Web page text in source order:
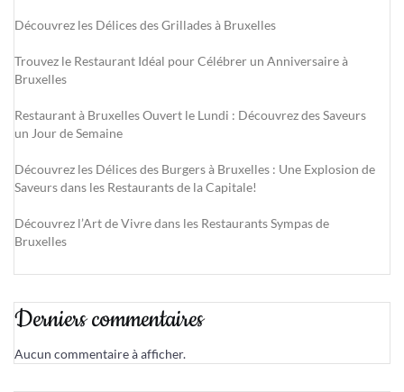
Découvrez les Délices des Grillades à Bruxelles
Trouvez le Restaurant Idéal pour Célébrer un Anniversaire à
Bruxelles
Restaurant à Bruxelles Ouvert le Lundi : Découvrez des Saveurs
un Jour de Semaine
Découvrez les Délices des Burgers à Bruxelles : Une Explosion de
Saveurs dans les Restaurants de la Capitale!
Découvrez l’Art de Vivre dans les Restaurants Sympas de
Bruxelles
Derniers commentaires
Aucun commentaire à afficher.